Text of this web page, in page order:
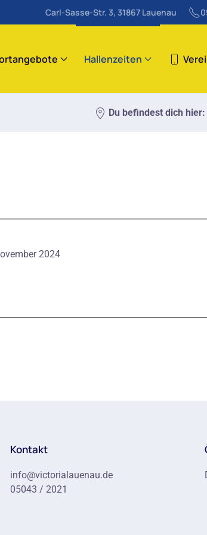
Carl-Sasse-Str. 3, 31867 Lauenau
Hallenzeiten
Du befindest dich hier:
2024
Kontakt
info@victorialauenau.de
05043 / 2021